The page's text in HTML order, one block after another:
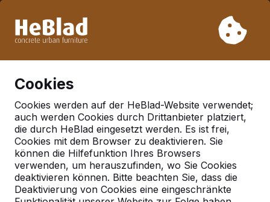
Woche 33 nicht. Bitte berücksichtigen Sie daher längere
Cookies
Cookies werden auf der HeBlad-Website verwendet;
auch werden Cookies durch Drittanbieter platziert,
die durch HeBlad eingesetzt werden. Es ist frei,
Cookies mit dem Browser zu deaktivieren. Sie
können die Hilfefunktion Ihres Browsers
verwenden, um herauszufinden, wo Sie Cookies
deaktivieren können. Bitte beachten Sie, dass die
Deaktivierung von Cookies eine eingeschränkte
Deutschland
Referenties in:Ebern
Geen reviews gevonden voor deze